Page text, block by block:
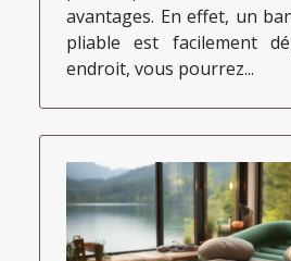
avantages. En effet, un
pliable est facilement
endroit, vous pourrez...